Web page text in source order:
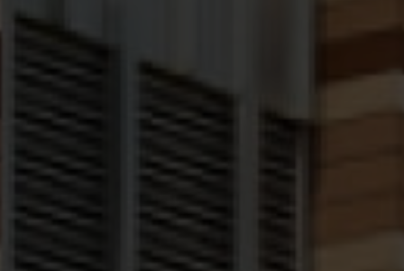
프리미엄 의전 수송
메가 이벤트 수송
인사이트
뉴스레터